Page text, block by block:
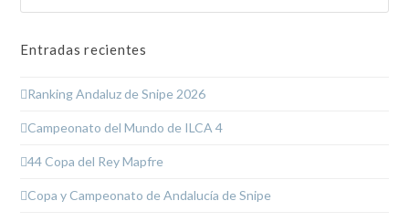
Entradas recientes
Ranking Andaluz de Snipe 2026
Campeonato del Mundo de ILCA 4
44 Copa del Rey Mapfre
Copa y Campeonato de Andalucía de Snipe